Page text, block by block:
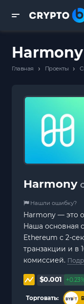
Harmony
Главная › Проекты ›
Harmony
Нашли ошибку?
Harmony — это
Наша основная
Ethereum с 2-
транзакции и в
комиссией.
$0.001
Торговать: